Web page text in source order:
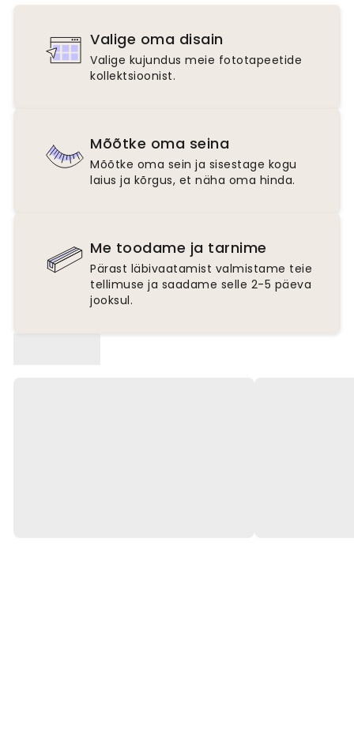
Valige oma disain
Valige kujundus meie fototapeetide
kollektsioonist.
Mõõtke oma seina
Mõõtke oma sein ja sisestage kogu
laius ja kõrgus, et näha oma hinda.
Me toodame ja tarnime
Pärast läbivaatamist valmistame teie
tellimuse ja saadame selle 2-5 päeva
jooksul.